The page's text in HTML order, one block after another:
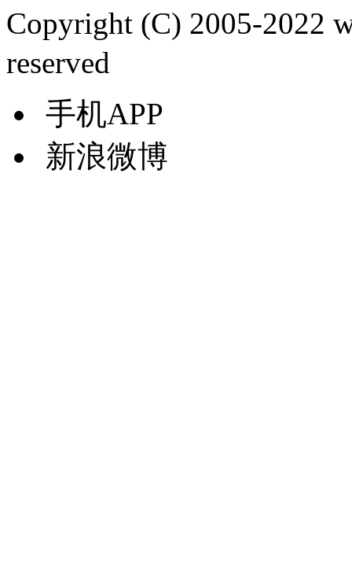
Copyright (C) 2005-2022
reserved
手机APP
新浪微博